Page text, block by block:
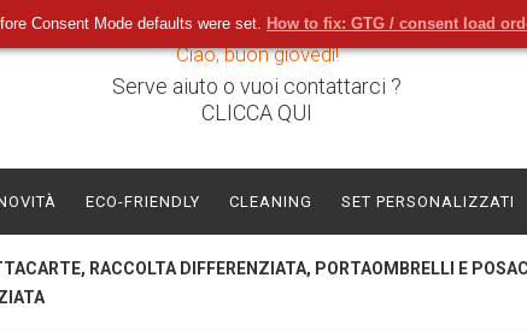
Consent Mode defaults were set. How to fix: GTG / consent load
Ciao, buon giovedì!
Serve aiuto o vuoi contattarci ?
CLICCA QUI
ECO-FRIENDLY CLEANING SET PERSONALIZZATI
RACCOLTA DIFFERENZIATA, PORTAOMBRELLI E